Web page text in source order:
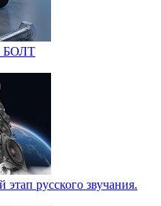
БОЛТ
русского звучания.